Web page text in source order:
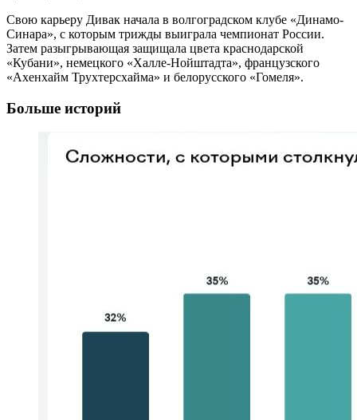
Свою карьеру Дивак начала в волгоградском клубе «Динамо-
Синара», с которым трижды выиграла чемпионат России.
Затем разыгрывающая защищала цвета краснодарской
«Кубани», немецкого «Халле-Нойштадта», французского
«Ахенхайм Трухтерсхайма» и белорусского «Гомеля».
Больше историй